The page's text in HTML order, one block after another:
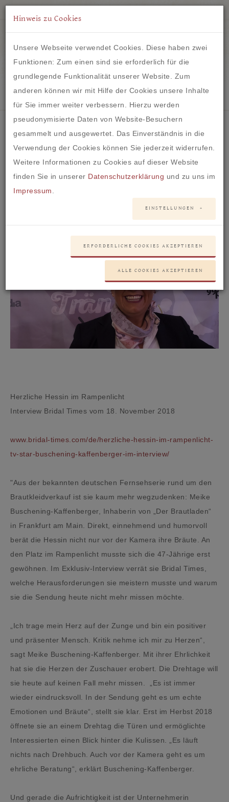
IM HERZEN VON FRANKFURT
18. NOVEMBER 2018
Herzliche Hessin im
Rampenlicht
Herzliche Hessin im Rampenlicht
Interview Bridal Times vom 18. November 2018
www.bridal-times.com/de/herzliche-hessin-im-rampenlicht-
tv-star-buschening-kaffenberger-im-interview/
"Aus der bekannten deutschen Fernsehserie rund um den
Brautkleidverkauf ist sie kaum mehr wegzudenken: Meike
Buschening-Kaffenberger, Inhaberin von „Der Brautladen“
in Frankfurt am Main. Direkt, einnehmend und humorvoll
berät die Hessin nicht nur vor der Kamera ihre Bräute. An
den Platz im Rampenlicht musste sich die 47-Jährige erst
gewöhnen. Im Exklusiv-Interview verrät sie Bridal Times,
welche Herausforderungen sie meistern musste und warum
sie die Sendung heute nicht mehr missen möchte.
„Ich trage mein Herz auf der Zunge und bin ein positiver
und präsenter Mensch. Kritik nehme ich mir zu Herzen“,
sagt Meike Buschening-Kaffenberger. Mit ihrer Ehrlichkeit
hat sie die Herzen der Zuschauer erobert. Die Drehtage will
sie heute auf keinen Fall mehr missen. „Es ist immer
wieder eindrucksvoll. In der Sendung geht es um echte
Emotionen und Bräute“, stellt sie klar. Erst im Herbst 2018
öffnete sie an einem Drehtag die Türen und ermöglichte
Interessierten einen Blick hinter die Kulissen. „Es läuft
nichts nach Drehbuch. Auch vor der Kamera geht es um
ehrliche Beratung“, erklärt Buschening-Kaffenberger.
Und gerade die Aufrichtigkeit ist der Unternehmerin
Hinweis zu Cookies
Unsere Webseite verwendet Cookies. Diese haben zwei
Funktionen: Zum einen sind sie erforderlich für die
grundlegende Funktionalität unserer Website. Zum
anderen können wir mit Hilfe der Cookies unsere Inhalte
für Sie immer weiter verbessern. Hierzu werden
pseudonymisierte Daten von Website-Besuchern
gesammelt und ausgewertet. Das Einverständnis in die
Verwendung der Cookies können Sie jederzeit widerrufen.
Weitere Informationen zu Cookies auf dieser Website
finden Sie in unserer Datenschutzerklärung und zu uns im
Impressum
EINSTELLUNGEN
ERFORDERLICHE COOKIES AKZEPTIEREN
ALLE COOKIES AKZEPTIEREN